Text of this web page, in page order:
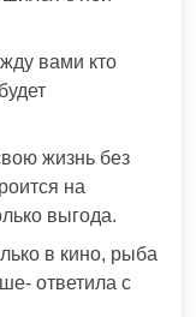
вами кто
жизнь без
на
выгода.
в кино, рыба
ответила с